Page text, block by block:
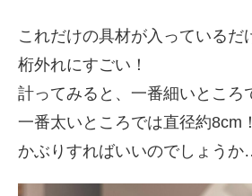
これだけの具材が入っているだ
桁外れにすごい！
計ってみると、一番細いところ
一番太いところでは直径約
かぶりすればいいのでしょうか